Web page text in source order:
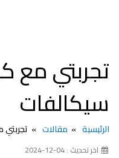
تجربتي مع
سيكالفات
الرئيسية مقالات
اخر تحديث : 04-12-2024